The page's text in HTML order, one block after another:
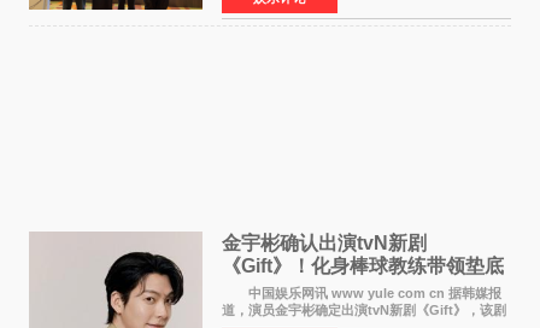
是张翼走进易学
金宇彬确认出演tvN新剧
《Gift》！化身棒球教练带领垫底
球队逆袭
中国娱乐网讯 www yule com cn 据韩媒报
道，演员金宇彬确定出演tvN新剧《Gift》，该剧